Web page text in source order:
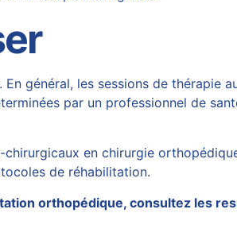
général, les sessions de thérapie
par un professionnel de
en chirurgie
de réhabilitation.
orthopédique, consultez les